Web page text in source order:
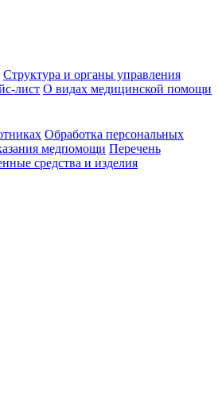
Структура и органы управления
лист О видах медицинской помощи
Обработка персональных
медпомощи Перечень
средства и изделия